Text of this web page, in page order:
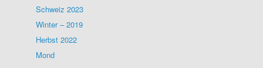
Schweiz 2023
Winter – 2019
Herbst 2022
Mond